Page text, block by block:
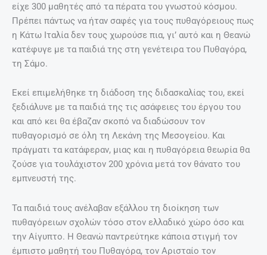
είχε 300 μαθητές από τα πέρατα του γνωστού κόσμου.
Πρέπει πάντως να ήταν σαφές για τους πυθαγόρειους πως
η Κάτω Ιταλία δεν τους χωρούσε πια, γι’ αυτό και η Θεανώ
κατέφυγε με τα παιδιά της στη γενέτειρα του Πυθαγόρα,
τη Σάμο.
Εκεί επιμελήθηκε τη διάδοση της διδασκαλίας του, εκεί
ξεδιάλυνε με τα παιδιά της τις ασάφειες του έργου του
και από κει θα έβαζαν σκοπό να διαδώσουν τον
πυθαγορισμό σε όλη τη Λεκάνη της Μεσογείου. Και
πράγματι τα κατάφεραν, μιας και η πυθαγόρεια θεωρία θα
ζούσε για τουλάχιστον 200 χρόνια μετά τον θάνατο του
εμπνευστή της.
Τα παιδιά τους ανέλαβαν εξάλλου τη διοίκηση των
πυθαγόρειων σχολών τόσο στον ελλαδικό χώρο όσο και
την Αίγυπτο. Η Θεανώ παντρεύτηκε κάποια στιγμή τον
έμπιστο μαθητή του Πυθαγόρα, τον Αρισταίο τον